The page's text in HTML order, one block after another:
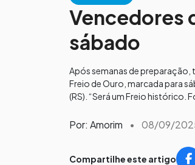
Vencedores
sábado
Após semanas de preparação,
Freio de Ouro, marcada para
(RS). “Será um Freio histórico.
Por: Amorim • 08/09/
Compartilhe este artigo